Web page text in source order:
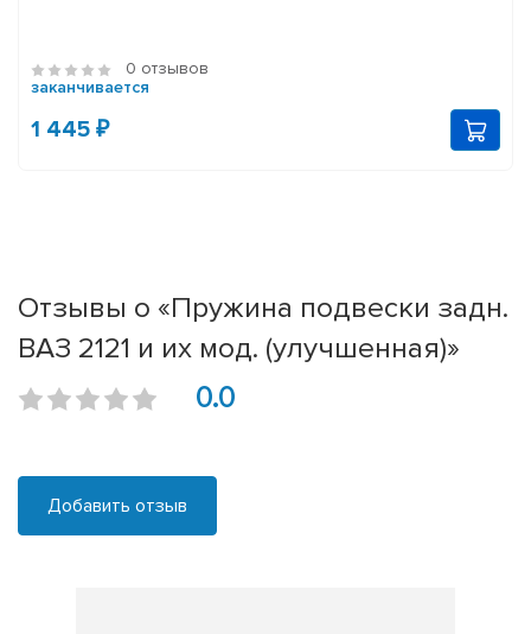
0 отзывов
заканчивается
1 445 ₽
Отзывы о «Пружина подвески задн.
ВАЗ 2121 и их мод. (улучшенная)»
0.0
Добавить отзыв